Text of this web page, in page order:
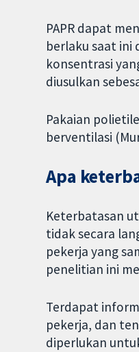
PAPR dapat
berlaku saat ini
konsentrasi
diusulkan
Pakaian
berventilasi
Apa
Keterbatasan
tidak secara
pekerja yang
penelitian ini
Terdapat
pekerja, dan
diperlukan